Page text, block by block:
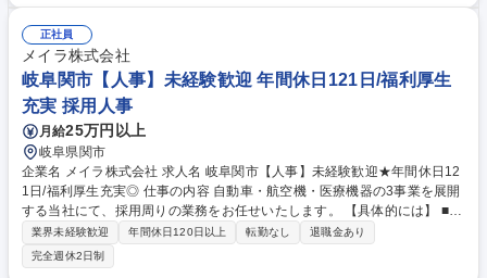
日程調整、会議室手配等 ◇エージェント/求人対応：求人共有/ターゲット
すり合わせ/求人媒体への求人票の登録 ◇選考プロセスの管理・改善：各
種KPIの集計、採用課題の抽出、改善施策の検討・実行 ◇会社説明会の企
画・運営：オンラインや対面での会社説明会の実施/準備 募集職種 【東京
都町田市/採用担当】テレワーク可能/転勤なし/完全週休2日制＆年休121日
正社員
メイラ株式会社
岐阜関市【人事】未経験歓迎 年間休日121日/福利厚生
充実 採用人事
月給25万円以上
岐阜県関市
企業名 メイラ株式会社 求人名 岐阜関市【人事】未経験歓迎★年間休日12
1日/福利厚生充実◎ 仕事の内容 自動車・航空機・医療機器の3事業を展開
する当社にて、採用周りの業務をお任せいたします。 【具体的には】 ■媒
体等を活用した母集団形成 ■求職者との面接調整や面接実施 ■入社サポー
ト など 仕事の進め方も自由度が高く自分次第で新しいことにどんどんチ
ャレンジすることが出来る環境です！ 【業務変更の範囲：当社業務全般】
業界未経験歓迎 年間休日120日以上 転勤なし
退職金あり
完全週休2日制